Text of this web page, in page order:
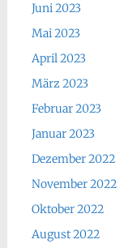
Juni 2023
Mai 2023
April 2023
März 2023
Februar 2023
Januar 2023
Dezember 2022
November 2022
Oktober 2022
August 2022